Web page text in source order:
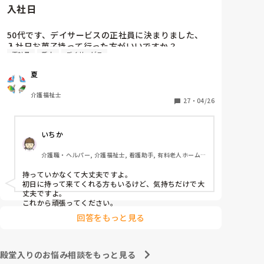
入社日
50代です、デイサービスの正社員に決まりました、
入社日お菓子持って行った方がいいですか？
介護職経験は、デイケア、グループホーム、などあり
き参考にさせてくださいませ
正社員 新人 デイサービス
夏
介護福祉士
27 ・ 04/26
いちか
介護職・ヘルパー, 介護福祉士, 看護助手, 有料老人ホーム,
持っていかなくて大丈夫ですよ。
初日に持って来てくれる方もいるけど、気持ちだけで大
丈夫ですよ。
これから頑張ってください。
回答をもっと見る
殿堂入りのお悩み相談をもっと見る